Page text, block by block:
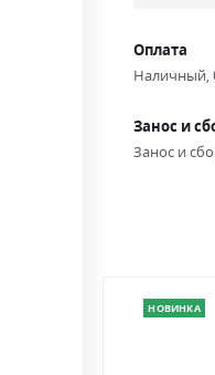
Оплата
Наличный,
Занос и
Занос и
НОВИНКА